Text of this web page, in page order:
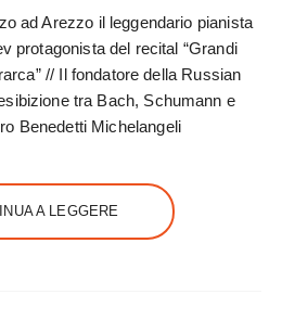
ad Arezzo il leggendario pianista
protagonista del recital “Grandi
// Il fondatore della Russian
tra Bach, Schumann e
Benedetti Michelangeli
A LEGGERE